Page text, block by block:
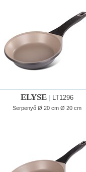
ELYSE| LT1296
Serpenyő Ø 20 cm Ø 20 cm